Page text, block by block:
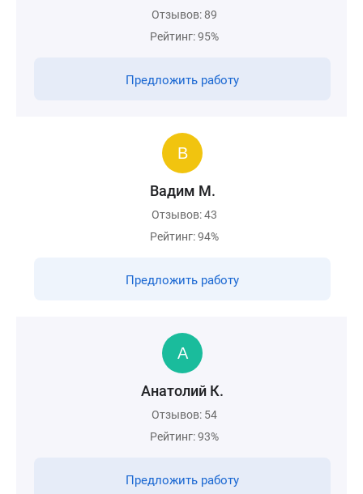
Отзывов: 89
Рейтинг: 95%
Предложить работу
Вадим М.
Отзывов: 43
Рейтинг: 94%
Предложить работу
Анатолий К.
Отзывов: 54
Рейтинг: 93%
Предложить работу